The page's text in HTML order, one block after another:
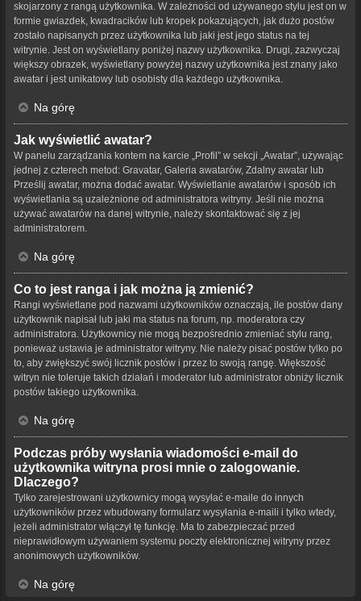
skojarzony z rangą użytkownika. W zależności od używanego stylu jest on w
formie gwiazdek, kwadracików lub kropek pokazujących, jak dużo postów
zostało napisanych przez użytkownika lub jaki jest jego status na tej
witrynie. Jest on wyświetlany poniżej nazwy użytkownika. Drugi, zazwyczaj
większy obrazek, wyświetlany powyżej nazwy użytkownika jest znany jako
awatar i jest unikatowy lub osobisty dla każdego użytkownika.
Na górę
Jak wyświetlić awatar?
W panelu zarządzania kontem na karcie „Profil” w sekcji „Awatar”, używając
jednej z czterech metod: Gravatar, Galeria awatarów, Zdalny awatar lub
Prześlij awatar, można dodać awatar. Wyświetlanie awatarów i sposób ich
wyświetlania są uzależnione od administratora witryny. Jeśli nie można
używać awatarów na danej witrynie, należy skontaktować się z jej
administratorem.
Na górę
Co to jest ranga i jak można ją zmienić?
Rangi wyświetlane pod nazwami użytkowników oznaczają, ile postów dany
użytkownik napisał lub jaki ma status na forum, np. moderatora czy
administratora. Użytkownicy nie mogą bezpośrednio zmieniać stylu rang,
ponieważ ustawia je administrator witryny. Nie należy pisać postów tylko po
to, aby zwiększyć swój licznik postów i przez to swoją rangę. Większość
witryn nie toleruje takich działań i moderator lub administrator obniży licznik
postów takiego użytkownika.
Na górę
Podczas próby wysłania wiadomości e-mail do
użytkownika witryna prosi mnie o zalogowanie.
Dlaczego?
Tylko zarejestrowani użytkownicy mogą wysyłać e-maile do innych
użytkowników przez wbudowany formularz wysyłania e-maili i tylko wtedy,
jeżeli administrator włączył tę funkcję. Ma to zabezpieczać przed
nieprawidłowym używaniem systemu poczty elektronicznej witryny przez
anonimowych użytkowników.
Na górę